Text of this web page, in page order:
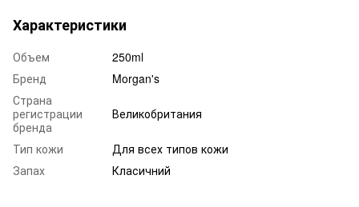
Характеристики
Объем
250ml
Бренд
Morgan's
Страна
регистрации
бренда
Великобритания
Тип кожи
Для всех типов кожи
Запах
Класичний